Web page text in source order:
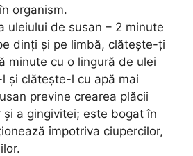
organism.
uleiului de susan – 2 minute
dinți și pe limbă, clătește-ți
minute cu o lingură de ulei
și clătește-l cu apă mai
previne crearea plăcii
a gingivitei; este bogat în
împotriva ciupercilor,